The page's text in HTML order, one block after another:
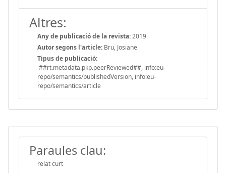
Altres:
Any de publicació de la revista:2019
Autor segons l'article: Bru, Josiane
Tipus de publicació:
##rt.metadata.pkp.peerReviewed##, info:eu-
repo/semantics/publishedVersion, info:eu-
repo/semantics/article
Paraules clau:
relat curt